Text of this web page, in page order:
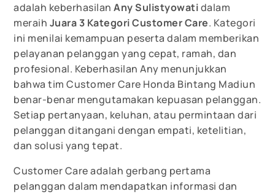
adalah keberhasilanAny Sulistyowatidalam
meraih Juara 3 Kategori Customer Care. Kategori
ini menilai kemampuan peserta dalam memberikan
pelayanan pelanggan yang cepat, ramah, dan
profesional. Keberhasilan Any menunjukkan
bahwa tim Customer Care Honda Bintang Madiun
benar-benar mengutamakan kepuasan pelanggan.
Setiap pertanyaan, keluhan, atau permintaan dari
pelanggan ditangani dengan empati, ketelitian,
dan solusi yang tepat.
Customer Care adalah gerbang pertama
pelanggan dalam mendapatkan informasi dan